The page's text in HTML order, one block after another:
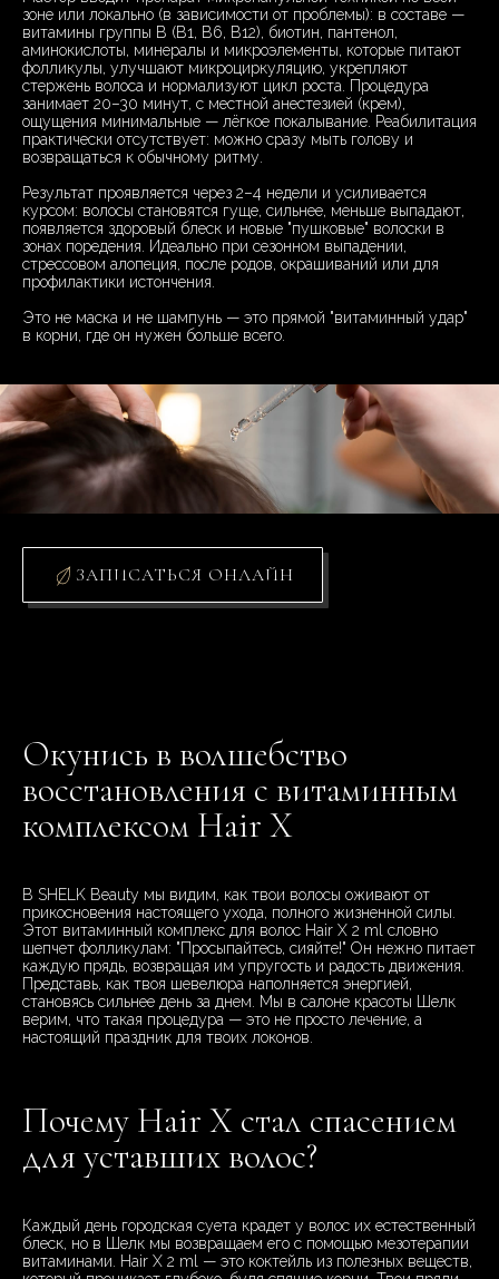
зоне или локально (в зависимости от проблемы): в составе —
витамины группы B (B1, B6, B12), биотин, пантенол,
аминокислоты, минералы и микроэлементы, которые питают
фолликулы, улучшают микроциркуляцию, укрепляют
стержень волоса и нормализуют цикл роста. Процедура
занимает 20–30 минут, с местной анестезией (крем),
ощущения минимальные — лёгкое покалывание. Реабилитация
практически отсутствует: можно сразу мыть голову и
возвращаться к обычному ритму.
Результат проявляется через 2–4 недели и усиливается
курсом: волосы становятся гуще, сильнее, меньше выпадают,
появляется здоровый блеск и новые "пушковые" волоски в
зонах поредения. Идеально при сезонном выпадении,
стрессовом алопеция, после родов, окрашиваний или для
профилактики истончения.
Это не маска и не шампунь — это прямой "витаминный удар"
в корни, где он нужен больше всего.
ЗАПИСАТЬСЯ ОНЛАЙН
Окунись в волшебство
восстановления с витаминным
комплексом Hair X
В SHELK Beauty мы видим, как твои волосы оживают от
прикосновения настоящего ухода, полного жизненной силы.
Этот витаминный комплекс для волос Hair X 2 ml словно
шепчет фолликулам: "Просыпайтесь, сияйте!" Он нежно питает
каждую прядь, возвращая им упругость и радость движения.
Представь, как твоя шевелюра наполняется энергией,
становясь сильнее день за днем. Мы в салоне красоты Шелк
верим, что такая процедура — это не просто лечение, а
настоящий праздник для твоих локонов.
Почему Hair X стал спасением
для уставших волос?
Каждый день городская суета крадет у волос их естественный
блеск, но в Шелк мы возвращаем его с помощью мезотерапии
витаминами. Hair X 2 ml — это коктейль из полезных веществ,